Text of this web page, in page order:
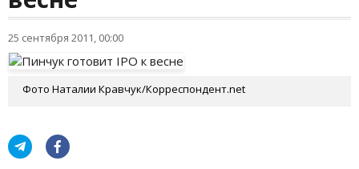
25 сентября 2011, 00:00
Фото Наталии Кравчук/Корреспондент.net